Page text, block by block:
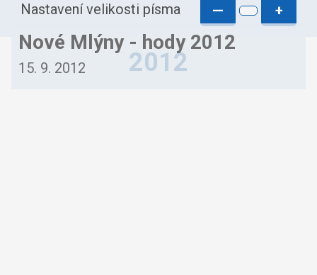
Nastavení velikosti písma — +
2012
Nové Mlýny - hody 2012
15. 9. 2012